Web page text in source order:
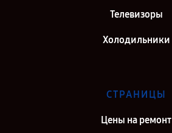
Телевизоры
Холодильники
СТРАНИЦЫ
Цены на ремонт